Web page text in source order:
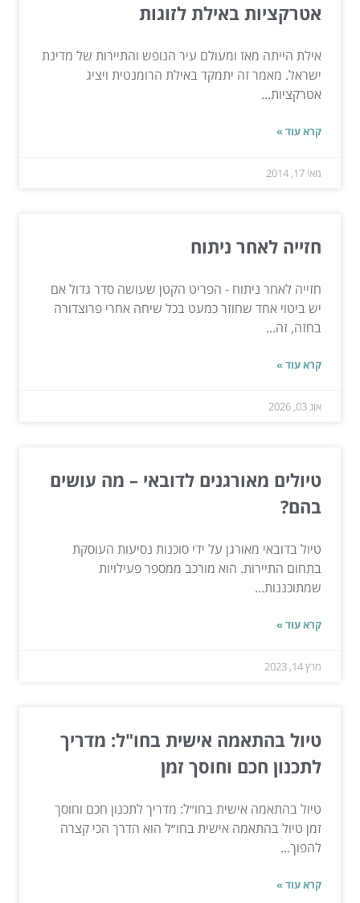
אטרקציות באילת לזוגות
אילת הייתה מאז ומעולם עיר הנופש והתיירות של מדינת
ישראל. מאמר זה יתמקד באילת הרומנטית ויציג
אטרקציות...
קרא עוד »
מאי 17, 2014
חזייה לאחר ניתוח
חזייה לאחר ניתוח - הפריט הקטן שעושה סדר גדול אם
יש ביטוי אחד שחוזר כמעט בכל שיחה אחרי פרוצדורה
בחזה, זה...
קרא עוד »
אוג 03, 2026
טיולים מאורגנים לדובאי – מה עושים
בהם?
טיול בדובאי מאורגן על ידי סוכנות נסיעות העוסקת
בתחום התיירות. הוא מורכב ממספר פעילויות
שמתוכננות...
קרא עוד »
מרץ 14, 2023
טיול בהתאמה אישית בחו"ל: מדריך
לתכנון חכם וחוסך זמן
טיול בהתאמה אישית בחו״ל: מדריך לתכנון חכם וחוסך
זמן טיול בהתאמה אישית בחו״ל הוא הדרך הכי קצרה
להפוך...
קרא עוד »